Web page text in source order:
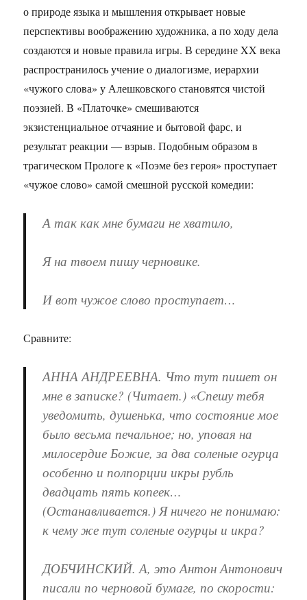
о природе языка и мышления открывает новые
перспективы воображению художника, а по ходу дела
создаются и новые правила игры. В середине XX века
распространилось учение о диалогизме, иерархии
«чужого слова» у Алешковского становятся чистой
поэзией. В «Платочке» смешиваются
экзистенциальное отчаяние и бытовой фарс, и
результат реакции — взрыв. Подобным образом в
трагическом Прологе к «Поэме без героя» проступает
«чужое слово» самой смешной русской комедии:
А так как мне бумаги не хватило,
Я на твоем пишу черновике.
И вот чужое слово проступает…
Сравните:
АННА АНДРЕЕВНА. Что тут пишет он
мне в записке? (Читает.) «Спешу тебя
уведомить, душенька, что состояние мое
было весьма печальное; но, уповая на
милосердие Божие, за два соленые огурца
особенно и полпорции икры рубль
двадцать пять копеек…
(Останавливается.) Я ничего не понимаю:
к чему же тут соленые огурцы и икра?
ДОБЧИНСКИЙ. А, это Антон Антонович
писали по черновой бумаге, по скорости: